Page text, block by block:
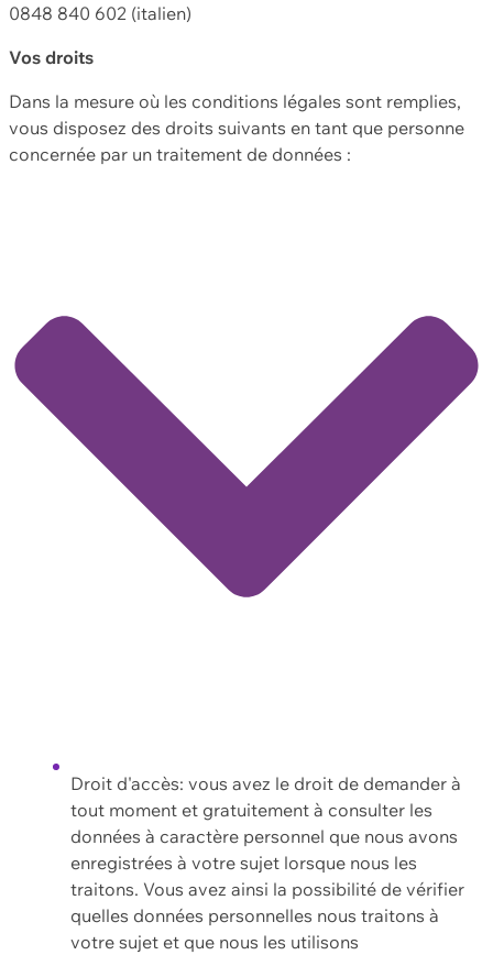
0848 840 602 (italien)
Vos droits
Dans la mesure où les conditions légales sont remplies,
vous disposez des droits suivants en tant que personne
concernée par un traitement de données :
Droit d'accès: vous avez le droit de demander à
tout moment et gratuitement à consulter les
données à caractère personnel que nous avons
enregistrées à votre sujet lorsque nous les
traitons. Vous avez ainsi la possibilité de vérifier
quelles données personnelles nous traitons à
votre sujet et que nous les utilisons